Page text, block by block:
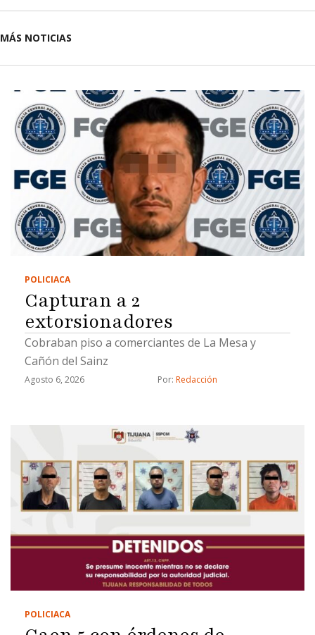
MÁS NOTICIAS
POLICIACA
Capturan a 2
extorsionadores
Cobraban piso a comerciantes de La Mesa y
Cañón del Sainz
Agosto 6, 2026 Por: Redacción
POLICIACA